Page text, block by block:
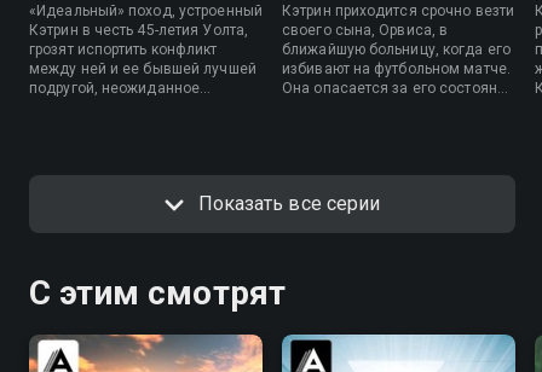
«Идеальный» поход, устроенный
Кэтрин в честь 45-летия Уолта,
грозят испортить конфликт
между ней и ее бывшей лучшей
подругой, неожиданное
Кэтрин приходится срочно везти
своего сына, Орвиса, в
ближайшую больницу, когда его
избивают на футбольном матче.
Она опасается за его состояние
остальные попадают в местный
Показать все серии
С этим смотрят